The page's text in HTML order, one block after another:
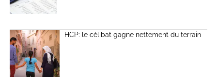
HCP: le célibat gagne nettement du terrain